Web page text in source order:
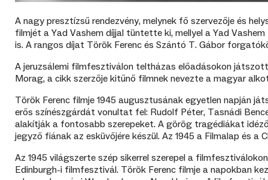
A nagy presztízsű rendezvény, melynek fő szervezője és
filmjét a Yad Vashem díjjal tüntette ki, mellyel a Yad
is. A rangos díjat Török Ferenc és Szántó T. Gábor
A jeruzsálemi filmfesztiválon teltházas előadásokon
Morag, a cikk szerzője kitűnő filmnek nevezte a magyar
Török Ferenc filmje 1945 augusztusának egyetlen napján
erős színészgárdát vonultat fel: Rudolf Péter, Tasnádi
alakítják a fontosabb szerepeket. A görög tragédiákat
jegyző fiának az esküvőjére készül. Az 1945 a Filmalap és
Az 1945 világszerte szép sikerrel szerepel a
Edinburgh-i filmfesztivál. Török Ferenc filmje a napokban